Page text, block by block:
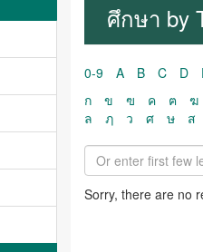
ศึกษา by
0-9 A B C D
ก
ข ฃ ค ฅ ฆ
ล
ฦ ว ศ ษ ส
Sorry, there are no